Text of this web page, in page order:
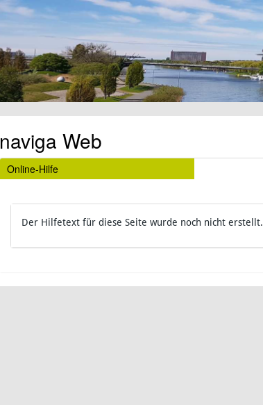
naviga Web
Online-Hilfe
Der Hilfetext für diese Seite wurde noch nicht erstellt.